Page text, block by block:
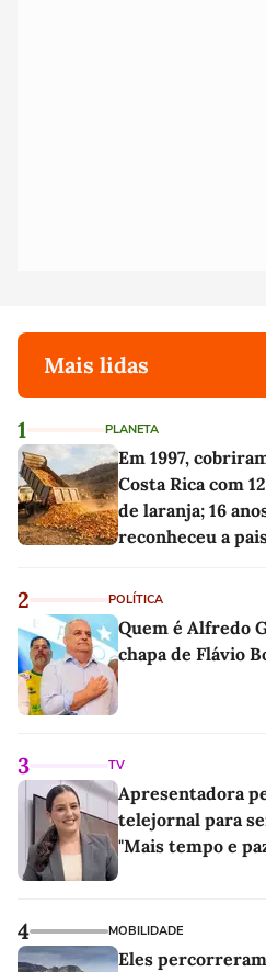
Mais lidas
1 PLANETA
Em 1997,
Costa Rica com
de laranja; 16
reconheceu a
2 POLÍTICA
Quem é Alfredo
chapa de Flávio
3 TV
Apresentadora
telejornal para
"Mais tempo e
4 MOBILIDADE
Eles